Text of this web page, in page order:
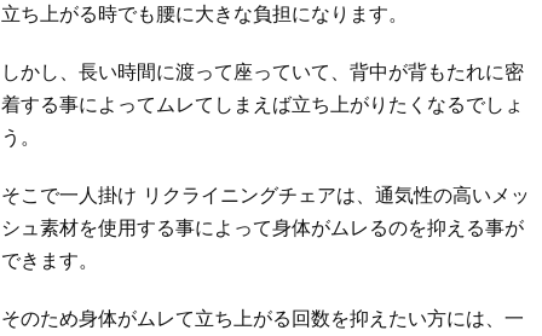
立ち上がる時でも腰に大きな負担になります。
しかし、長い時間に渡って座っていて、背中が背もたれに密
着する事によってムレてしまえば立ち上がりたくなるでしょ
う。
そこで一人掛け リクライニングチェアは、通気性の高いメッ
シュ素材を使用する事によって身体がムレるのを抑える事が
できます。
そのため身体がムレて立ち上がる回数を抑えたい方には、一